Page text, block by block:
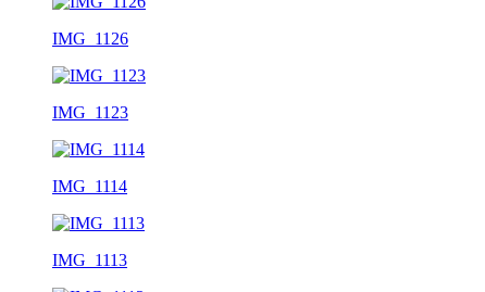
IMG_1126
IMG_1123
IMG_1114
IMG_1113